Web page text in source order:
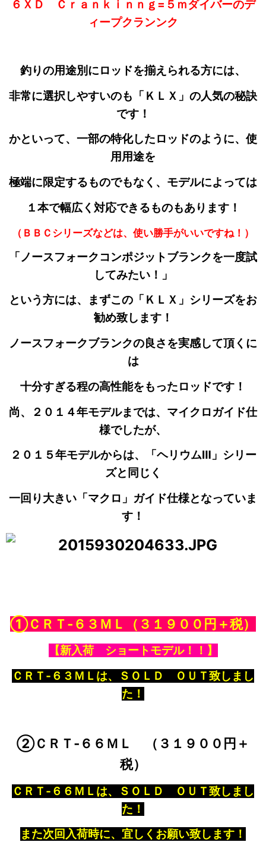
６ＸＤ Ｃｒａｎｋｉｎｎｇ=５ｍダイバーのデ
ィープクランンク
釣りの用途別にロッドを揃えられる方には、
非常に選択しやすいのも「ＫＬＸ」の人気の秘訣
です！
かといって、一部の特化したロッドのように、使
用用途を
極端に限定するものでもなく、モデルによっては
１本で幅広く対応できるものもあります！
（ＢＢＣシリーズなどは、使い勝手がいいですね！）
「ノースフォークコンポジットブランクを一度試
してみたい！」
という方には、まずこの「ＫＬＸ」シリーズをお
勧め致します！
ノースフォークブランクの良さを実感して頂くに
は
十分すぎる程の高性能をもったロッドです！
尚、２０１４年モデルまでは、マイクロガイド仕
様でしたが、
２０１５年モデルからは、「ヘリウムⅢ」シリー
ズと同じく
一回り大きい「マクロ」ガイド仕様となっていま
す！
①ＣＲＴ‐６３ＭＬ （３１９００円＋税）
【新入荷 ショートモデル！！】
ＣＲＴ‐６３ＭＬ は、ＳＯＬＤ ＯＵＴ致しまし
た！
②ＣＲＴ‐６６ＭＬ （３１９００円＋
税）
ＣＲＴ‐６６ＭＬ は、ＳＯＬＤ ＯＵＴ致しまし
た！
また次回入荷時に、宜しくお願い致します！